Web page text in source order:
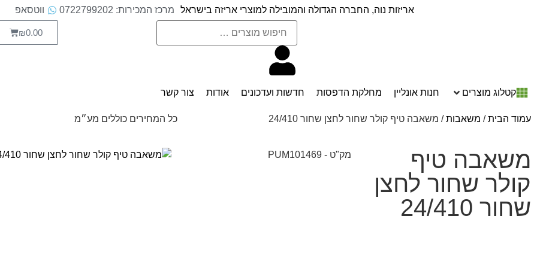
אריזות נוה, החברה הגדולה והמובילה למוצרי אריזה בישראל מרכז המכירות: 0722799202 ווטסאפ
₪0.00
קטלוג מוצרים חנות אונליין מחלקת הדפסות חדשות ועדכונים אודות צור קשר
עמוד הבית/ משאבות/ משאבה טיף קולר שחור לחצן שחור 24/410 כל המחירים כוללים מע״מ
משאבה טיף
קולר שחור לחצן
שחור 24/410
מק"ט - PUM101469